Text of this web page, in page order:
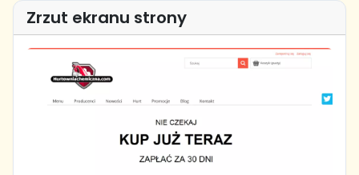
Zrzut ekranu strony